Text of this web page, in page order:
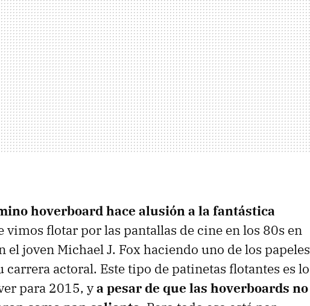
hoverboard hace alusión a la fantástica
vimos flotar por las pantallas de cine en los 80s en
el joven Michael J. Fox haciendo uno de los papeles
carrera actoral. Este tipo de patinetas flotantes es lo
para 2015, ya pesar de que las hoverboards no